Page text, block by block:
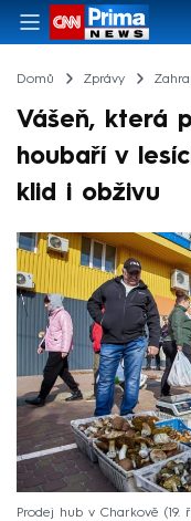
Domů Zprávy
Vášeň, která
houbaří v
klid i obživu
Prodej hub v Charkově (19.